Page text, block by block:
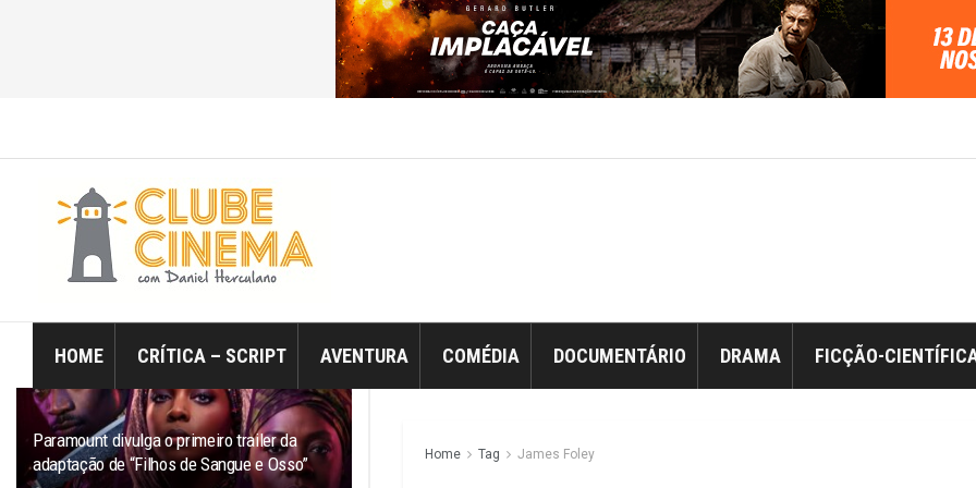
Paramount divulga o primeiro trailer da
adaptação de “Filhos de Sangue e Osso”
HOME CRÍTICA – SCRIPT AVENTURA COMÉDIA DOCUMENTÁRIO DRAMA FICÇÃO-
Home Tag James Foley